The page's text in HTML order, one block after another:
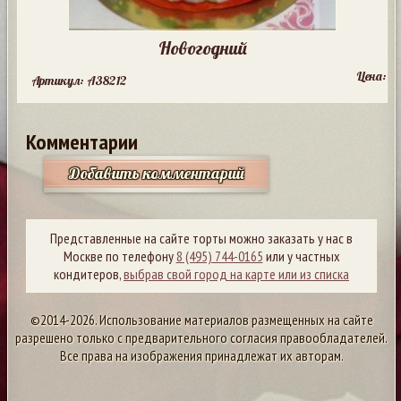
Новогодний
Артикул: A38212 Цена:
Комментарии
Добавить комментарий
Представленные на сайте торты можно заказать у нас в
Москве по телефону8 (495) 744-0165 или у частных
кондитеров,выбрав свой город на карте или из списка
©2014-2026. Использование материалов размещенных на сайте
разрешено только с предварительного согласия правообладателей.
Все права на изображения принадлежат их авторам.